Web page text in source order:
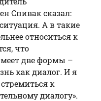
Спиваксказал:
А в такие
относиться к
что
две формы –
как диалог. И я
к
диалогу».